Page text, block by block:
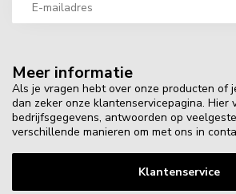
Meer informatie
Als je vragen hebt over onze producten of
dan zeker onze klantenservicepagina. Hier
bedrijfsgegevens, antwoorden op
verschillende manieren om met ons in
Klantenservice